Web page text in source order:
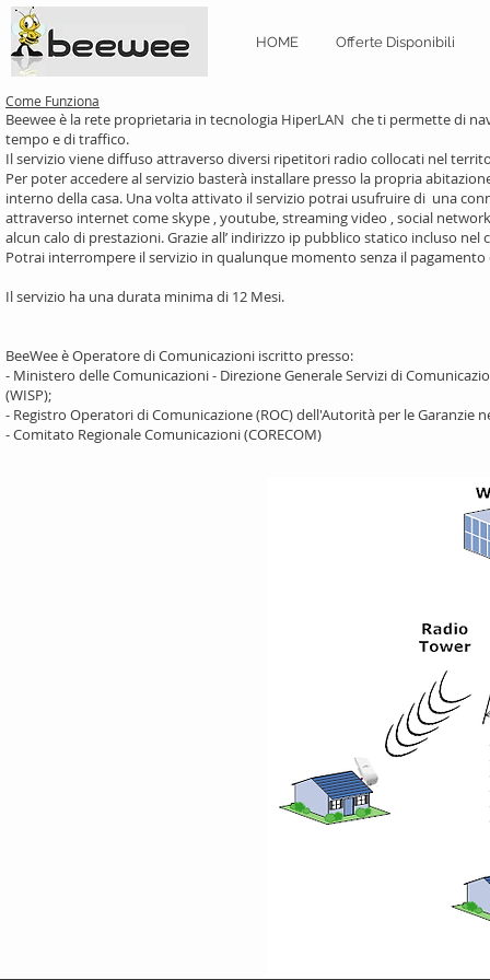
HOME Offerte Disponibili
Come Funziona
Beewee è la rete proprietaria in tecnologia HiperLAN che ti permette di
tempo e di traffico.
Il servizio viene diffuso attraverso diversi ripetitori radio collocati nel
Per poter accedere al servizio basterà installare presso la propria
interno della casa. Una volta attivato il servizio potrai usufruire di una
attraverso internet come skype , youtube, streaming video , social
alcun calo di prestazioni. Grazie all’ indirizzo ip pubblico statico incluso
Potrai interrompere il servizio in qualunque momento senza il
Il servizio ha una durata minima di 12 Mesi.
BeeWee è Operatore di Comunicazioni iscritto presso:
- Ministero delle Comunicazioni - Direzione Generale Servizi di
(WISP);
- Registro Operatori di Comunicazione (ROC) dell'Autorità per le Garanzie
- Comitato Regionale Comunicazioni (CORECOM)